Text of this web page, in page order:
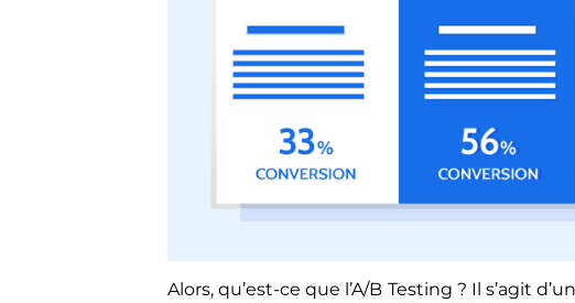
Alors, qu’est-ce que l’A/B Testing ? Il s’agit